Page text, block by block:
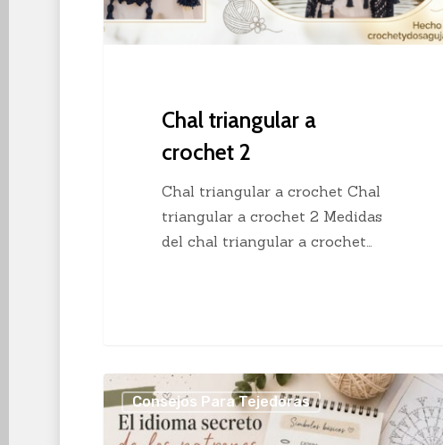
Chal triangular a
crochet 2
Chal triangular a crochet Chal
triangular a crochet 2 Medidas
del chal triangular a crochet…
Los
patrones
de
Consejos Para Tejedoras